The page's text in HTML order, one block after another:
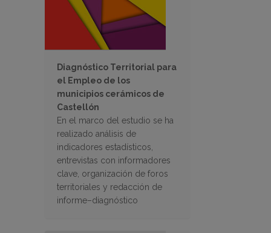
Diagnóstico Territorial para
el Empleo de los
municipios cerámicos de
Castellón
En el marco del estudio se ha
realizado análisis de
indicadores estadísticos,
entrevistas con informadores
clave, organización de foros
territoriales y redacción de
informe–diagnóstico